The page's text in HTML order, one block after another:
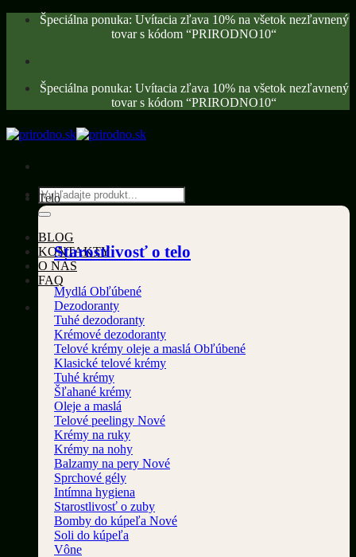
Skip
Špeciálna ponuka: Uvítacia zľava 10% na všetok nezľavnený
tovar s kódom “PRIRODNO10“
Špeciálna ponuka: Uvítacia zľava 10% na všetok nezľavnený
tovar s kódom “PRIRODNO10“
Hľadať:
BLOG
KONTAKTY
O NÁS
FAQ
Telo
Starostlivosť o telo
Mydlá
Dezodoranty
Tuhé dezodoranty
Krémové dezodoranty
Telové krémy oleje a maslá
Klasické telové krémy
Tuhé krémy
Šľahané krémy
Oleje a maslá
Telové peelingy
Krémy na ruky
Krémy na nohy
Balzamy na pery
Sprchové gély
Intímna hygiena
Starostlivosť o zuby
Bomby do kúpeľa
Soli do kúpeľa
Vône